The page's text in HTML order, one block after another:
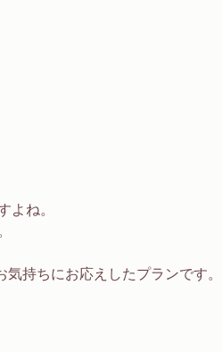
よね。
気持ちにお応えしたプランです。